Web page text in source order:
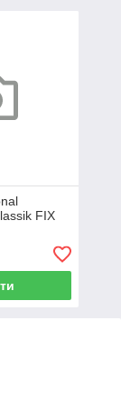
FIX